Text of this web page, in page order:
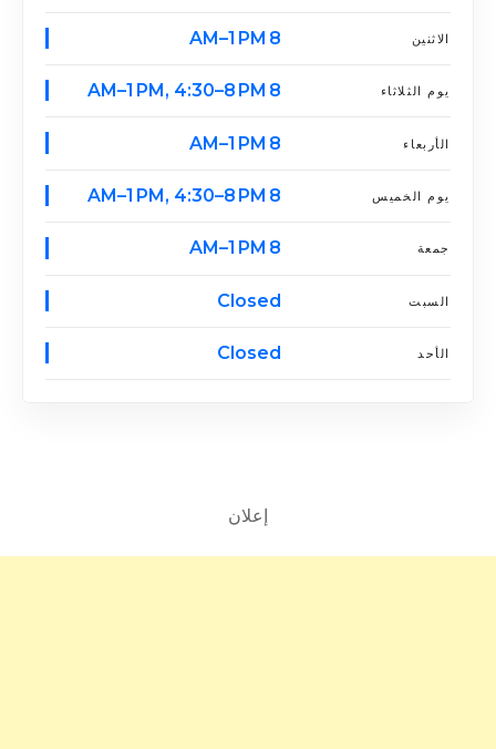
الاثنين 8 AM–1 PM
يوم الثلاثاء 8 AM–1 PM, 4:30–8 PM
الأربعاء 8 AM–1 PM
يوم الخميس 8 AM–1 PM, 4:30–8 PM
جمعة 8 AM–1 PM
السبت Closed
الأحد Closed
إعلان